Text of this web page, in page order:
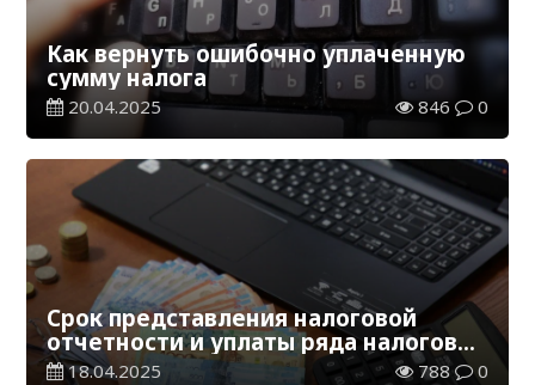
Как вернуть ошибочно уплаченную
сумму налога
20.04.2025 846 0
Срок представления налоговой
отчетности и уплаты ряда налогов
истекает 21 апреля
18.04.2025 788 0